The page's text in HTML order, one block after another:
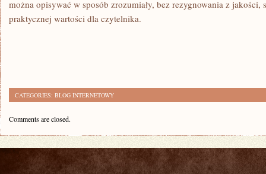
można opisywać w sposób zrozumiały, bez rezygnowania z jakości,
praktycznej wartości dla czytelnika.
CATEGORIES: BLOG INTERNETOWY
Comments are closed.